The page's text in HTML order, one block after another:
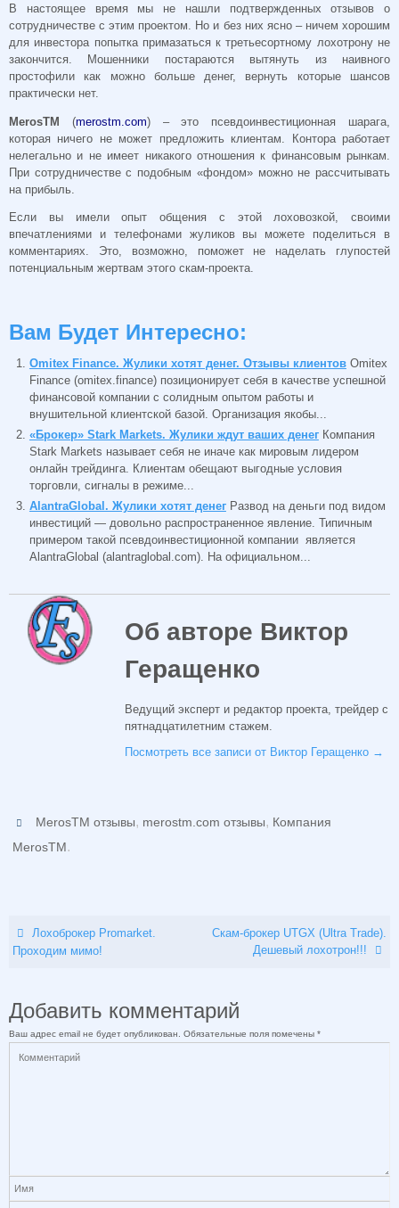
В настоящее время мы не нашли подтвержденных отзывов о
сотрудничестве с этим проектом. Но и без них ясно – ничем хорошим
для инвестора попытка примазаться к третьесортному лохотрону не
закончится. Мошенники постараются вытянуть из наивного
простофили как можно больше денег, вернуть которые шансов
практически нет.
MerosTM (merostm.com) – это псевдоинвестиционная шарага,
которая ничего не может предложить клиентам. Контора работает
нелегально и не имеет никакого отношения к финансовым рынкам.
При сотрудничестве с подобным «фондом» можно не рассчитывать
на прибыль.
Если вы имели опыт общения с этой лоховозкой, своими
впечатлениями и телефонами жуликов вы можете поделиться в
комментариях. Это, возможно, поможет не наделать глупостей
потенциальным жертвам этого скам-проекта.
Вам Будет Интересно:
Omitex Finance. Жулики хотят денег. Отзывы клиентов Omitex
Finance (omitex.finance) позиционирует себя в качестве успешной
финансовой компании с солидным опытом работы и
внушительной клиентской базой. Организация якобы...
«Брокер» Stark Markets. Жулики ждут ваших денег Компания
Stark Markets называет себя не иначе как мировым лидером
онлайн трейдинга. Клиентам обещают выгодные условия
торговли, сигналы в режиме...
AlantraGlobal. Жулики хотят денег Развод на деньги под видом
инвестиций — довольно распространенное явление. Типичным
примером такой псевдоинвестиционной компании является
AlantraGlobal (alantraglobal.com). На официальном...
Об авторе Виктор
Геращенко
Ведущий эксперт и редактор проекта, трейдер с
пятнадцатилетним стажем.
Посмотреть все записи от Виктор Геращенко →
MerosTM отзывы, merostm.com отзывы, Компания
MerosTM.
Лохоброкер Promarket.
Проходим мимо!
Скам-брокер UTGX (Ultra Trade).
Дешевый лохотрон!!!
Добавить комментарий
Ваш адрес email не будет опубликован. Обязательные поля помечены *